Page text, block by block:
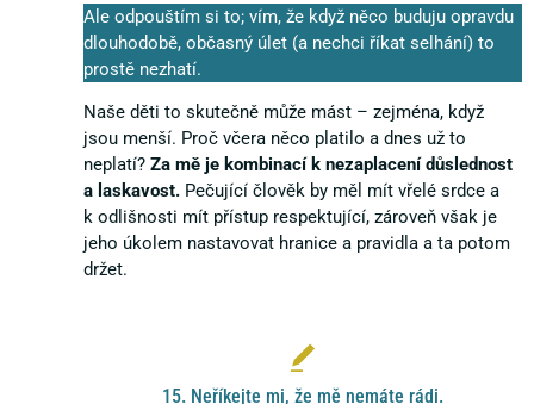
Ale odpouštím si to; vím, že když něco buduju opravdu
dlouhodobě, občasný úlet (a nechci říkat selhání) to
prostě nezhatí.
Naše děti to skutečně může mást – zejména, když
jsou menší. Proč včera něco platilo a dnes už to
neplatí? Za mě je kombinací k nezaplacení důslednost
a laskavost. Pečující člověk by měl mít vřelé srdce a
k odlišnosti mít přístup respektující, zároveň však je
jeho úkolem nastavovat hranice a pravidla a ta potom
držet.
15. Neříkejte mi, že mě nemáte rádi.